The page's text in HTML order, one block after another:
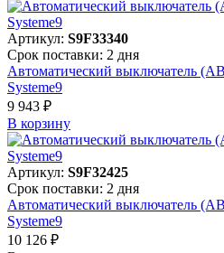
Артикул: S9F33340
Срок поставки: 2 дня
Автоматический выключатель
Systeme9
9 943 ₽
В корзинy
Артикул: S9F32425
Срок поставки: 2 дня
Автоматический выключатель
Systeme9
10 126 ₽